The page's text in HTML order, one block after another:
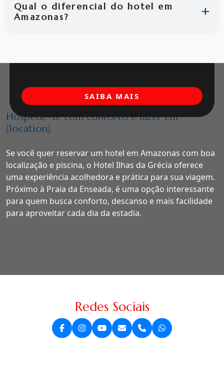
Qual o diferencial do hotel em
Amazonas?
Hospede-se com conforto e lazer em
[location]
Se você quer reservar um hotel em Amazonas com boa
localização e piscina, o Hotel Ilhas da Grécia oferece
uma experiência acolhedora e prática para sua viagem.
Próximo à Praia da Enseada, é uma opção interessante
para quem busca conforto, descanso e mais facilidade
para aproveitar cada dia da estadia.
SAIBA MAIS
Redes Sociais